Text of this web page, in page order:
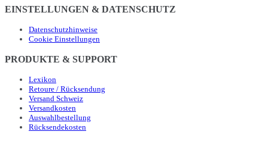
EINSTELLUNGEN & DATENSCHUTZ
Datenschutzhinweise
Cookie Einstellungen
PRODUKTE & SUPPORT
Lexikon
Retoure / Rücksendung
Versand Schweiz
Versandkosten
Auswahlbestellung
Rücksendekosten